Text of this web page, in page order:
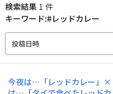
検索結果 1 件
キーワード:#レッドカレー
投稿日時
今夜は…「レッドカレー」×